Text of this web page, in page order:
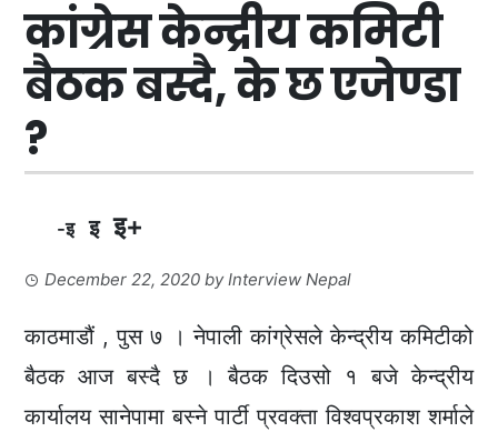
कांग्रेस केन्द्रीय कमिटी
बैठक बस्दै, के छ एजेण्डा
?
-इ इ इ+
December 22, 2020 byInterview Nepal
काठमाडौं , पुस ७ । नेपाली कांग्रेसले केन्द्रीय कमिटीको
बैठक आज बस्दै छ । बैठक दिउसो १ बजे केन्द्रीय
कार्यालय सानेपामा बस्ने पार्टी प्रवक्ता विश्वप्रकाश शर्माले